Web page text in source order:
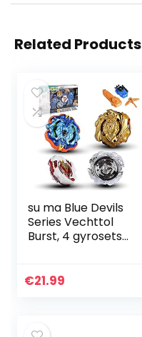
Related Products
su ma Blue Devils
Series Vechttol
Burst, 4 gyrosets
poging speler,
€21.99